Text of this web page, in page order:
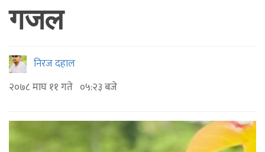
गजल
निरज दहाल
२०७८ माघ ११ गते ०५:२३ बजे